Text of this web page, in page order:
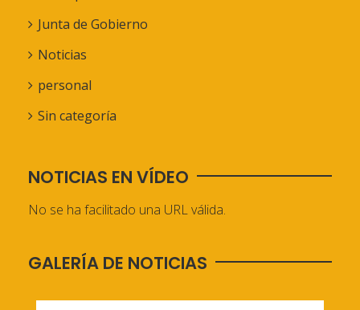
Junta de Gobierno
Noticias
personal
Sin categoría
NOTICIAS EN VÍDEO
No se ha facilitado una URL válida.
GALERÍA DE NOTICIAS